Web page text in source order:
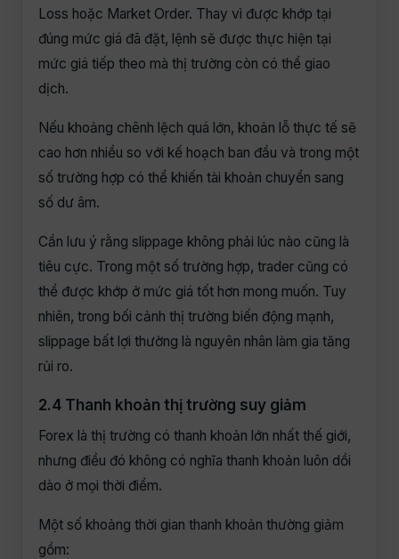
Loss hoặc Market Order. Thay vì được khớp tại
đúng mức giá đã đặt, lệnh sẽ được thực hiện tại
mức giá tiếp theo mà thị trường còn có thể giao
dịch.
Nếu khoảng chênh lệch quá lớn, khoản lỗ thực tế sẽ
cao hơn nhiều so với kế hoạch ban đầu và trong một
số trường hợp có thể khiến tài khoản chuyển sang
số dư âm.
Cần lưu ý rằng slippage không phải lúc nào cũng là
tiêu cực. Trong một số trường hợp, trader cũng có
thể được khớp ở mức giá tốt hơn mong muốn. Tuy
nhiên, trong bối cảnh thị trường biến động mạnh,
slippage bất lợi thường là nguyên nhân làm gia tăng
rủi ro.
2.4 Thanh khoản thị trường suy giảm
Forex là thị trường có thanh khoản lớn nhất thế giới,
nhưng điều đó không có nghĩa thanh khoản luôn dồi
dào ở mọi thời điểm.
Một số khoảng thời gian thanh khoản thường giảm
gồm: